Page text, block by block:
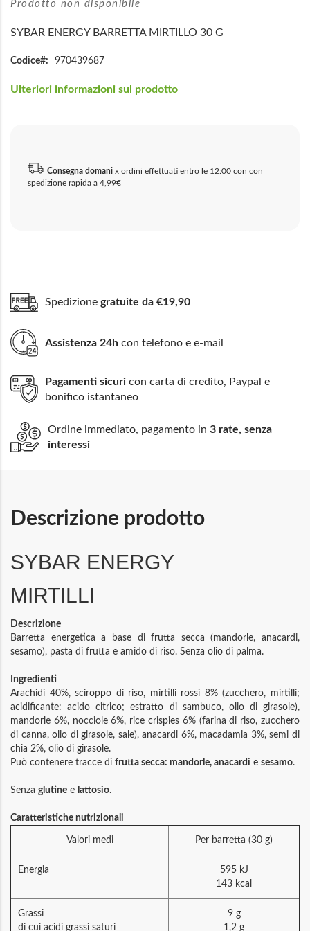
Prodotto non disponibile
SYBAR ENERGY BARRETTA MIRTILLO 30 G
Codice 970439687
Ulteriori informazioni sul prodotto
Consegna domani x ordini effettuati entro le 12:00 con con
spedizione rapida a 4,99€
Spedizione gratuite da €19,90
Assistenza 24h con telefono e e-mail
Pagamenti sicuri con carta di credito, Paypal e
bonifico istantaneo
Ordine immediato, pagamento in 3 rate, senza
interessi
Descrizione prodotto
SYBAR ENERGY
MIRTILLI
Descrizione
Barretta energetica a base di frutta secca (mandorle, anacardi,
sesamo), pasta di frutta e amido di riso. Senza olio di palma.
Ingredienti
Arachidi 40%, sciroppo di riso, mirtilli rossi 8% (zucchero, mirtilli;
acidificante: acido citrico; estratto di sambuco, olio di girasole),
mandorle 6%, nocciole 6%, rice crispies 6% (farina di riso, zucchero
di canna, olio di girasole, sale), anacardi 6%, macadamia 3%, semi di
chia 2%, olio di girasole.
Può contenere tracce di frutta secca: mandorle, anacardi e sesamo.
Senza glutine e lattosio.
Caratteristiche nutrizionali
Valori medi Per barretta (30 g)
Energia
595 kJ
143 kcal
Grassi
di cui acidi grassi saturi
9 g
1,2 g